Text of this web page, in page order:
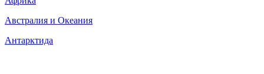
Австралия и Океания
Антарктида